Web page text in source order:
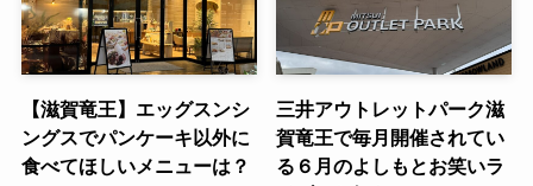
【滋賀竜王】エッグスンシ
ングスでパンケーキ以外に
食べてほしいメニューは？
三井アウトレットパーク滋
賀竜王で毎月開催されてい
る６月のよしもとお笑いラ